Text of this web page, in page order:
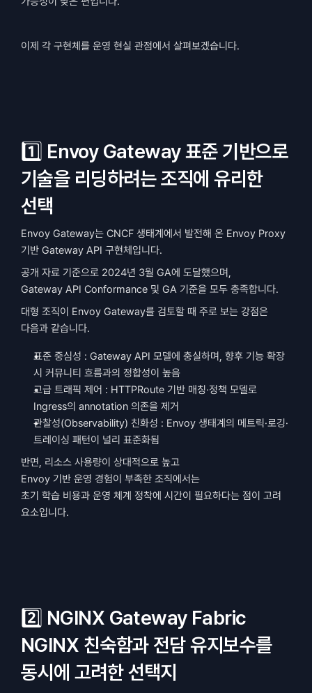
이제 각 구현체를 운영 현실 관점에서 살펴보겠습니다.
1️⃣ Envoy Gateway 표준 기반으로
기술을 리딩하려는 조직에 유리한
선택
Envoy Gateway는 CNCF 생태계에서 발전해 온 Envoy Proxy
기반 Gateway API 구현체입니다.
공개 자료 기준으로 2024년 3월 GA에 도달했으며,
Gateway API Conformance 및 GA 기준을 모두 충족합니다.
대형 조직이 Envoy Gateway를 검토할 때 주로 보는 강점은
다음과 같습니다.
표준 중심성 : Gateway API 모델에 충실하며, 향후 기능 확장
시 커뮤니티 흐름과의 정합성이 높음
고급 트래픽 제어 : HTTPRoute 기반 매칭·정책 모델로
Ingress의 annotation 의존을 제거
관찰성(Observability) 친화성 : Envoy 생태계의 메트릭·로깅·
트레이싱 패턴이 널리 표준화됨
반면, 리소스 사용량이 상대적으로 높고
Envoy 기반 운영 경험이 부족한 조직에서는
초기 학습 비용과 운영 체계 정착에 시간이 필요하다는 점이 고려
요소입니다.
2️⃣ NGINX Gateway Fabric
NGINX 친숙함과 전담 유지보수를
동시에 고려한 선택지